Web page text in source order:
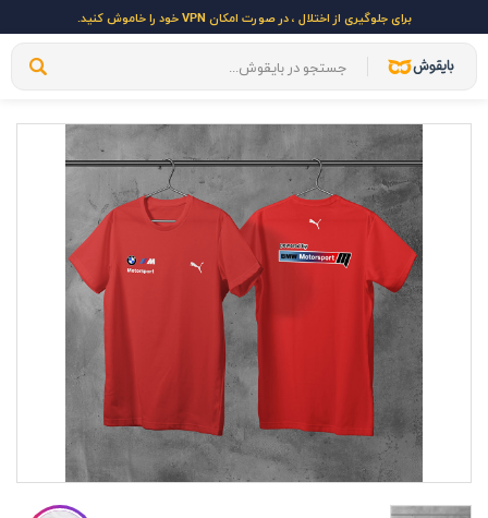
برای جلوگیری از اختلال ، در صورت امکان VPN خود را خاموش کنید.